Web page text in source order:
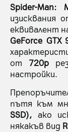
Spider-Man:
изисквания
еквивалент
GeForce GTX
от 720p
настройки.
пътя към
SSD), ако
някакъв вид